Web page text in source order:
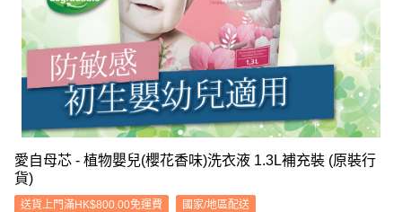
愛自母芯 - 植物嬰兒(櫻花香味)洗衣液 1.3L補充裝 (原裝行
貨)
送貨上門滿HK$800.00免運費 國家/地區配送